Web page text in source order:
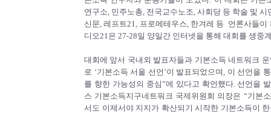
연구소, 민주노총, 전국교수노조, 사회당 등 학술 및
신문, 레프트21, 프로메테우스, 한겨레 등 언론사들
디오21은 27-28일 양일간 인터넷을 통해 대회를 생중
대회에 앞서 국내외 발표자들과 기본소득 네트워크
로 ‘기본소득 서울 선언’이 발표되었으며, 이 선언을
를 향한 가능성의 중심”에 있다고 확언했다. 선언을
스 기본소득지구네트워크 국제위원회 의장은 “기본
서도 이제서야 지지가 확산되기 시작한 기본소득이